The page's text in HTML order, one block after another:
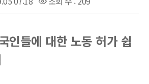
인들에 대한 노동 허가 쉽